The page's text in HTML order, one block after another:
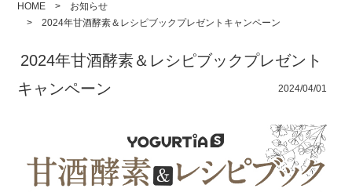
HOME
お知らせ
2024年甘酒酵素＆レシピブックプレゼントキャンペーン
2024年甘酒酵素＆レシピブックプレゼント
キャンペーン
2024/04/01